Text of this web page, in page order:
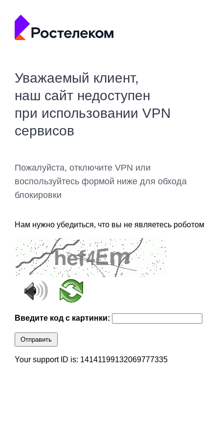
Уважаемый клиент,
наш сайт недоступен
при использовании VPN
сервисов
Пожалуйста, отключите VPN или
воспользуйтесь формой ниже для обхода
блокировки
Нам нужно убедиться, что вы не являетесь роботом
Введите код с картинки:
Отправить
Your support ID is: 14141199132069777335